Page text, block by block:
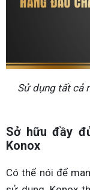
Sử dụng tất cả
Sở hữu đầy
Konox
Có thể nói để